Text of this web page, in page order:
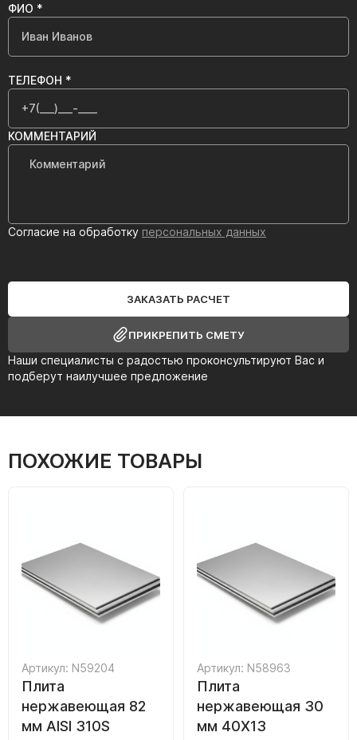
Наши специалисты с радостью проконсультируют Вас и
подберут наилучшее предложение
ФИО *
ТЕЛЕФОН *
КОММЕНТАРИЙ
Согласие на обработку персональных данных
ЗАКАЗАТЬ РАСЧЕТ
ПРИКРЕПИТЬ СМЕТУ
ПОХОЖИЕ ТОВАРЫ
Артикул: N59204
Плита
нержавеющая 82
мм AISI 310S
Артикул: N58963
Плита
нержавеющая 30
мм 40Х13